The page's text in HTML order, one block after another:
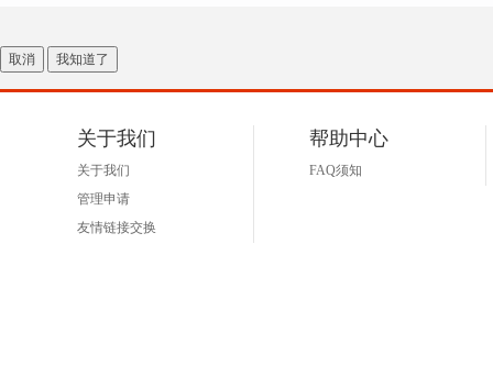
取消 我知道了
关于我们
关于我们
管理申请
友情链接交换
帮助中心
FAQ须知